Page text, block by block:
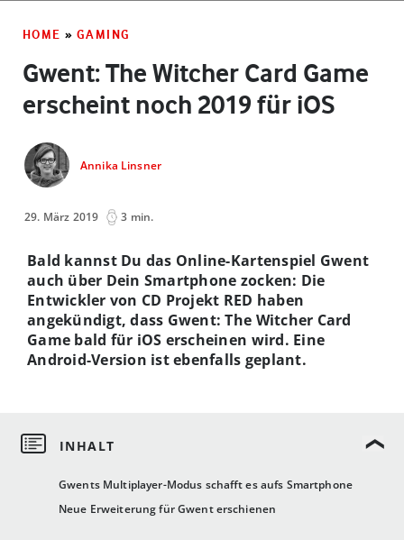
HOME » GAMING
Gwent: The Witcher Card Game
erscheint noch 2019 für iOS
Annika Linsner
29. März 2019 3 min.
Gwents Multiplayer-Modus schafft es aufs Smartphone
Neue Erweiterung für Gwent erschienen
Bald kannst Du das Online-Kartenspiel Gwent
auch über Dein Smartphone zocken: Die
Entwickler von CD Projekt RED haben
angekündigt, dass Gwent: The Witcher Card
Game bald für iOS erscheinen wird. Eine
Android-Version ist ebenfalls geplant.